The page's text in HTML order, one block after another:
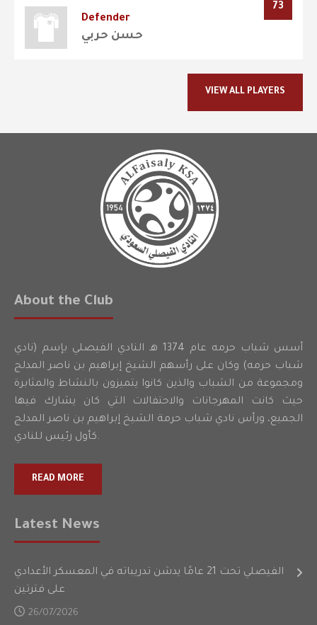
73
Defender
حسن حربي
VIEW ALL PLAYERS
About the Club
أسس شباب حرمه عام 1374 هـ النادي الفيصلي بإسم (نادي
شباب حرمه) وكان على رأسهم الشيخ إبراهيم بن ناصر المدلج
ومجموعة من الشباب والذين كانوا يتميزون بالنشاط والمثابرة
حيث كانت المهرجانات والاحتفالات التي كان يشارك فيها
الجميع، ورأس نادي شباب حرمة الشيخ إبراهيم بن ناصر المدلج
كأول رئيس للنادي.
READ MORE
Latest News
الفيصلي تحت 21 عامًا يدشن تدريباته في المعسكر الأعدادي
على فترتين
26/07/2026